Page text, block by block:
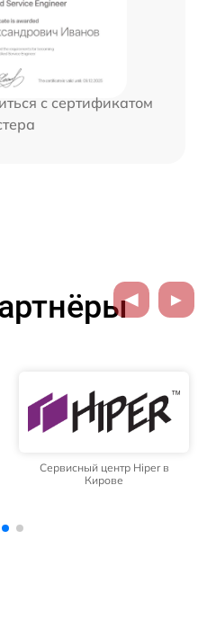
с сертификатом
Сервисный центр Hiper в
Кирове